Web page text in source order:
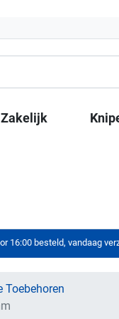
Zakelijk
16:00 besteld, vandaag
Toebehoren